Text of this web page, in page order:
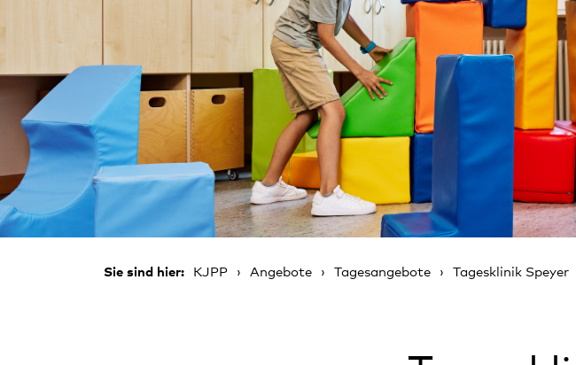
Sie sind hier: KJPP Angebote Tagesangebote Tagesklinik Speyer